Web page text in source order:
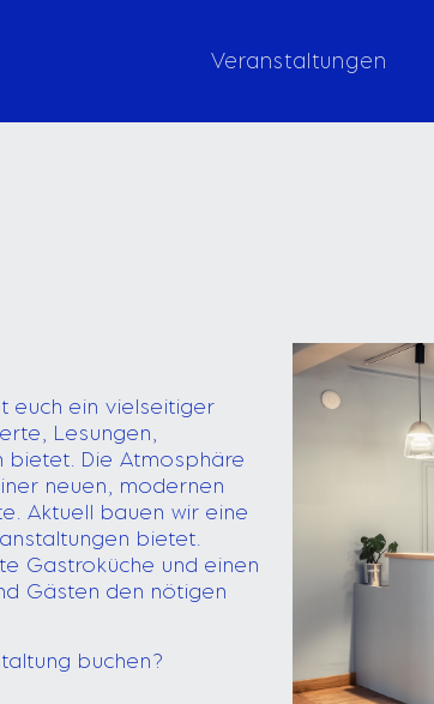
Veranstaltungen
euch ein vielseitiger
Lesungen,
bietet. Die Atmosphäre
neuen, modernen
Aktuell bauen wir eine
bietet.
Gastroküche und einen
Gästen den nötigen
buchen?